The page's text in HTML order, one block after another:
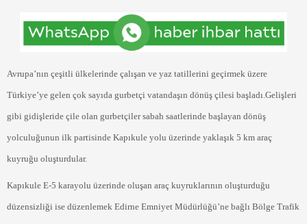
Avrupa’nın çeşitli ülkelerinde çalışan ve yaz tatillerini geçirmek üzere
Türkiye’ye gelen çok sayıda gurbetçi vatandaşın dönüş çilesi başladı.Gelişleri
gibi gidişleride çile olan gurbetçiler sabah saatlerinde başlayan dönüş
yolculuğunun ilk partisinde Kapıkule yolu üzerinde yaklaşık 5 km araç
kuyruğu oluşturdular.
Kapıkule E-5 karayolu üzerinde oluşan araç kuyruklarının oluşturduğu
düzensizliği ise düzenlemek Edirne Emniyet Müdürlüğü’ne bağlı Bölge Trafik